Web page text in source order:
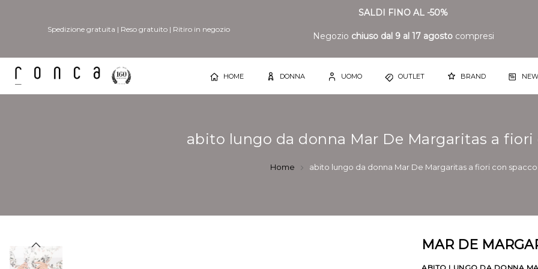
Spedizione gratuita | Reso gratuito| Ritiro in negozio
SALDI FINO AL -50%
Negozio chiuso dal 9 al 17 agosto compresi
HOME DONNA UOMO OUTLET BRAND
abito lungo da donna Mar De Margaritas a fiori
Home abito lungo da donna Mar De Margaritas a fiori con spacco
alla
all'inizio
MAR DE